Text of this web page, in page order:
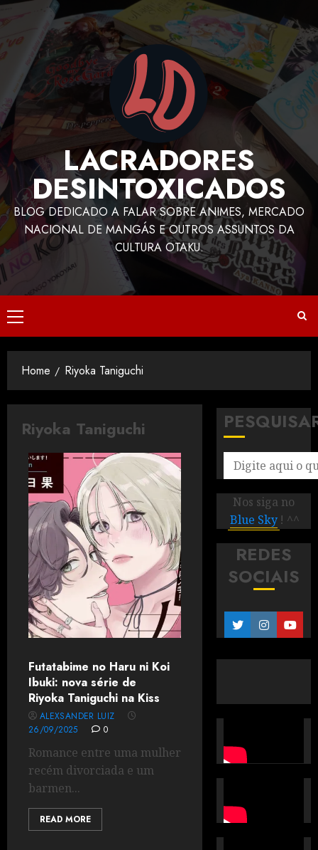
LACRADORES
DESINTOXICADOS
BLOG DEDICADO A FALAR SOBRE ANIMES, MERCADO
NACIONAL DE MANGÁS E OUTROS ASSUNTOS DA
CULTURA OTAKU.
Home Riyoka Taniguchi
Riyoka Taniguchi
Futatabime no Haru ni Koi
Ibuki: nova série de
Riyoka Taniguchi na Kiss
ALEXSANDER LUIZ
26/09/2025
0
Romance entre uma mulher
recém divorciada e um
barmen...
READ MORE
Nos siga no
Blue Sky ! ^^
REDES
SOCIAIS